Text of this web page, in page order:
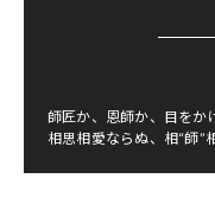
師匠か、恩師か、目をか
相思相愛ならぬ、相“師”